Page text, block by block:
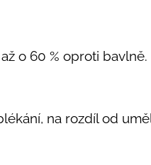
o 60 % oproti bavlně.
na rozdíl od